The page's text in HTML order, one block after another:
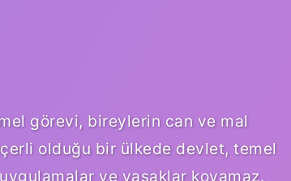
görevi, bireylerin can ve mal
olduğu bir ülkede devlet, temel
ve yasaklar koyamaz.